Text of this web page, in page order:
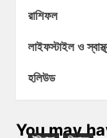
রাশিফল
লাইফস্টাইল ও
হলিউড
You may